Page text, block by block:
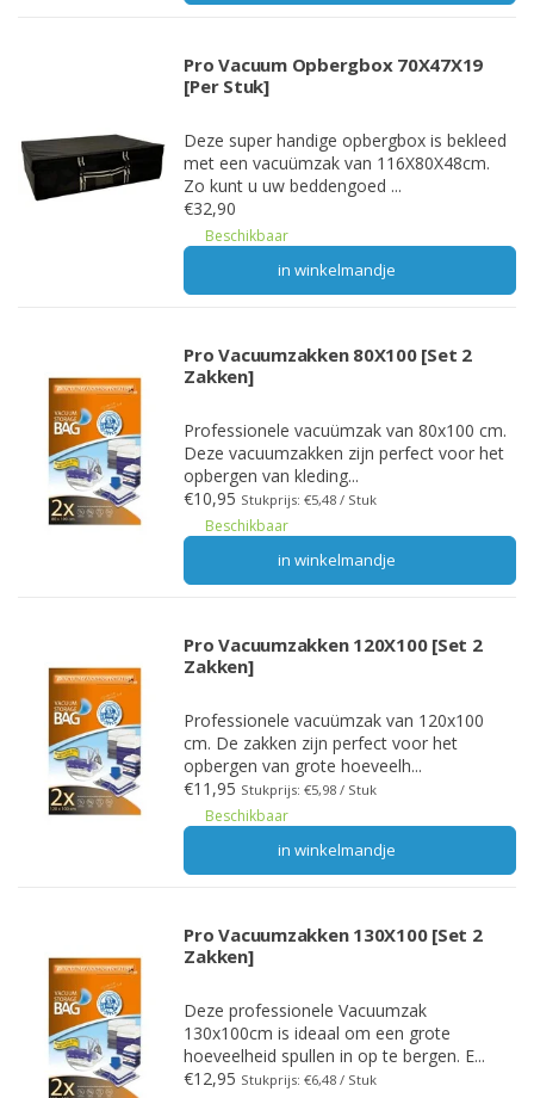
Pro Vacuum Opbergbox 70X47X19
[Per Stuk]
Deze super handige opbergbox is bekleed
met een vacuümzak van 116X80X48cm.
Zo kunt u uw beddengoed ...
€32,90
Beschikbaar
in winkelmandje
Pro Vacuumzakken 80X100 [Set 2
Zakken]
Professionele vacuümzak van 80x100 cm.
Deze vacuumzakken zijn perfect voor het
opbergen van kleding...
€10,95 Stukprijs: €5,48 / Stuk
Beschikbaar
in winkelmandje
Pro Vacuumzakken 120X100 [Set 2
Zakken]
Professionele vacuümzak van 120x100
cm. De zakken zijn perfect voor het
opbergen van grote hoeveelh...
€11,95 Stukprijs: €5,98 / Stuk
Beschikbaar
in winkelmandje
Pro Vacuumzakken 130X100 [Set 2
Zakken]
Deze professionele Vacuumzak
130x100cm is ideaal om een grote
hoeveelheid spullen in op te bergen. E...
€12,95 Stukprijs: €6,48 / Stuk